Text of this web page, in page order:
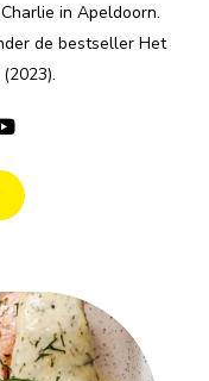
in Apeldoorn.
de bestseller Het